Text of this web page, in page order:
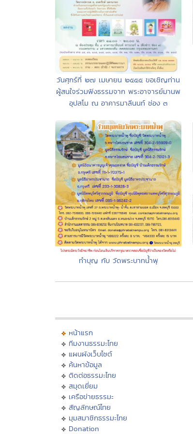
วันศุกร์ที่ ๒๗ เมษายน ๒๕๕๕ ขอเชิญท่าน
ผู้สนใจร่วมฟังธรรมจาก พระอาจารย์มานพ
อุปสโม ณ อาคารมาลีนนท์ ช่อง ๓
ทำบุญ กับ วัดพระบาทน้ำพุ
หน้าแรก
ทีมงานธรรมะไทย
แผนผังเว็บไซต์
ค้นหาข้อมูล
ติดต่อธรรมะไทย
สมุดเยี่ยม
เครือข่ายธรรมะ
สัญลักษณ์ไทย
มุมสมาชิกธรรมะไทย
Donation